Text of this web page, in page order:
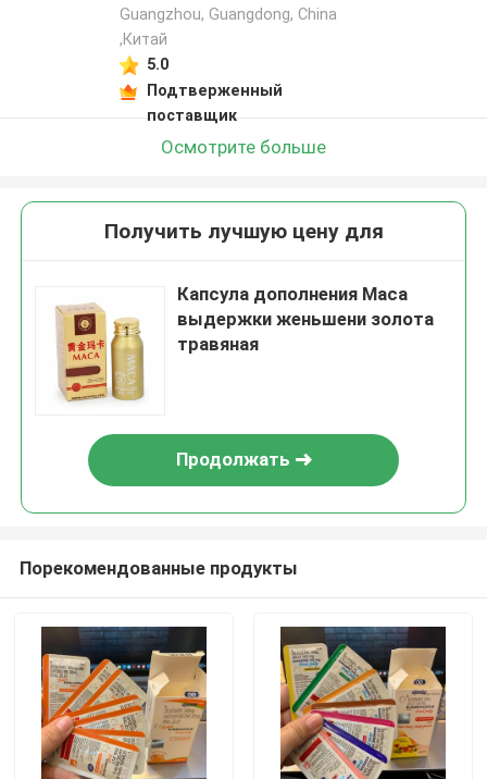
Guangzhou, Guangdong, China
,Китай
5.0
Подтверженный
поставщик
Осмотрите больше
Получить лучшую цену для
Капсула дополнения Maca
выдержки женьшени золота
травяная
Продолжать
Порекомендованные продукты